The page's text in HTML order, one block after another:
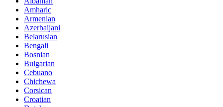
Amharic
Armenian
Azerbaijani
Belarusian
Bengali
Bosnian
Bulgarian
Cebuano
Chichewa
Corsican
Croatian